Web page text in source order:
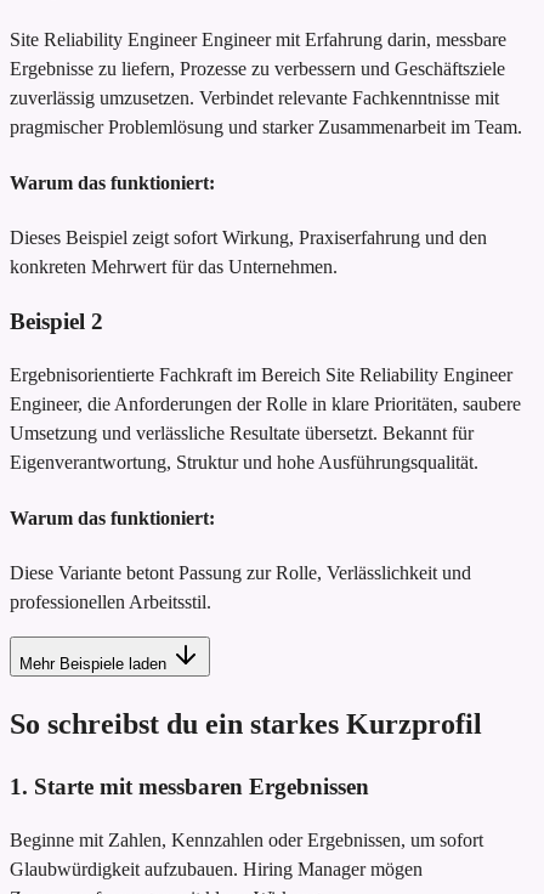
Site Reliability Engineer Engineer mit Erfahrung darin, messbare
Ergebnisse zu liefern, Prozesse zu verbessern und Geschäftsziele
zuverlässig umzusetzen. Verbindet relevante Fachkenntnisse mit
pragmischer Problemlösung und starker Zusammenarbeit im Team.
Warum das funktioniert:
Dieses Beispiel zeigt sofort Wirkung, Praxiserfahrung und den
konkreten Mehrwert für das Unternehmen.
Beispiel 2
Ergebnisorientierte Fachkraft im Bereich Site Reliability Engineer
Engineer, die Anforderungen der Rolle in klare Prioritäten, saubere
Umsetzung und verlässliche Resultate übersetzt. Bekannt für
Eigenverantwortung, Struktur und hohe Ausführungsqualität.
Warum das funktioniert:
Diese Variante betont Passung zur Rolle, Verlässlichkeit und
professionellen Arbeitsstil.
Mehr Beispiele laden
So schreibst du ein starkes Kurzprofil
1. Starte mit messbaren Ergebnissen
Beginne mit Zahlen, Kennzahlen oder Ergebnissen, um sofort
Glaubwürdigkeit aufzubauen. Hiring Manager mögen